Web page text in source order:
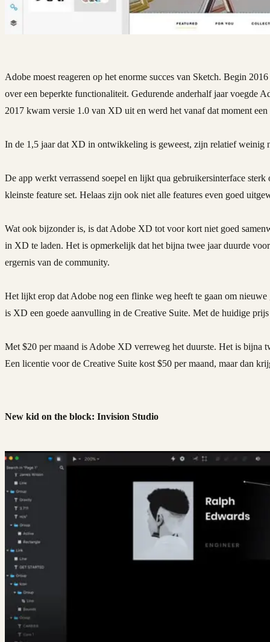
Adobe moest reageren op het enorme succes van Sketch. Begin
over een beperkte functionaliteit. Gedurende anderhalf jaar voegde
2017 kwam versie 1.0 van XD uit en werd het vanaf dat moment een
In de 1,5 jaar dat XD in ontwikkeling is geweest, zijn relatief weinig
De app werkt verrassend soepel en lijkt qua gebruikersinterface
kleinste feature set. Helaas zijn ook niet alle features even goed
Wat ook bijzonder is, is dat Adobe XD tot voor kort niet goed
in XD te laden. Het is opmerkelijk dat het bijna twee jaar duurde
ergernis van de community.
Het lijkt erop dat Adobe nog een flinke weg heeft te gaan om
is XD een goede aanvulling in de Creative Suite. Met de huidige
Met $20 per maand is Adobe XD verreweg het duurste. Het is bijna
Een licentie voor de Creative Suite kost $50 per maand, maar dan
New kid on the block: Invision Studio